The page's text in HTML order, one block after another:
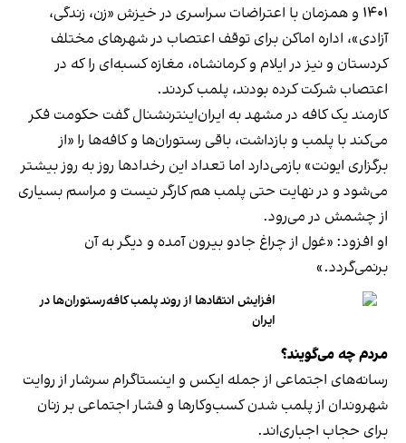
۱۴۰۱ و همزمان با اعتراضات سراسری در خیزش «زن، زندگی،
آزادی»، اداره اماکن برای توقف اعتصاب در شهرهای مختلف
کردستان و نیز در ایلام و کرمانشاه، مغازه کسبه‌ای را که در
اعتصاب شرکت کرده بودند، پلمب کردند.
کارمند یک کافه در مشهد به ایران‌اینترنشنال گفت حکومت فکر
می‌کند با پلمب و بازداشت، باقی رستوران‌ها و کافه‌ها را «از
برگزاری ایونت» بازمی‌دارد اما تعداد این رخدادها روز به روز بیشتر
می‌شود و در نهایت حتی پلمب هم کارگر نیست و مراسم بسیاری
از چشمش در می‌رود.
او افزود: «غول از چراغ جادو بیرون آمده و دیگر به آن
برنمی‎‌گردد.»
افزایش انتقادها از روند پلمب کافه‌رستوران‌ها در
ایران
مردم چه می‌گویند؟
رسانه‎‌های اجتماعی از جمله ایکس و اینستاگرام سرشار از روایت
شهروندان از پلمب شدن کسب‌وکارها و فشار اجتماعی بر زنان
برای حجاب اجباری‌اند.